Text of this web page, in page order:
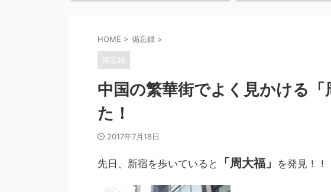
HOME > 備忘録 >
備忘録
中国の繁華街でよく見かける
た！
2017年7月18日
先日、新宿を歩いていると 「周大福」 を発見！！